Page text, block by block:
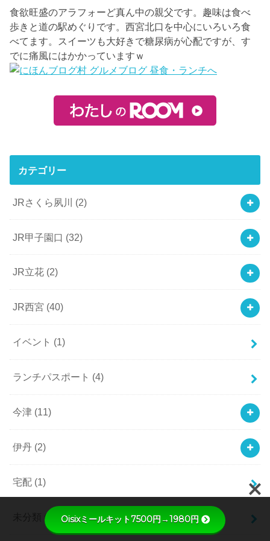
食欲旺盛のアラフォーど真ん中の親父です。趣味は食べ
歩きと道の駅めぐりです。西宮北口を中心にいろいろ食
べてます。スイーツも大好きで糖尿病が心配ですが、す
でに痛風にはかかっていますｗ
カテゴリー
JRさくら夙川 (2)
JR甲子園口 (32)
JR立花 (2)
JR西宮 (40)
イベント (1)
ランチパスポート (4)
今津 (11)
伊丹 (2)
宅配 (1)
(1) Oisixミールキット7500円→1980円